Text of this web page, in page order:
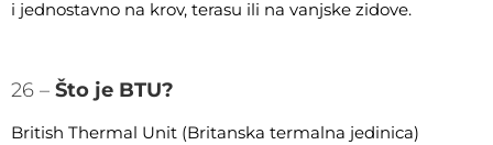
i jednostavno na krov, terasu ili na vanjske zidove.
26 – Što je BTU?
British Thermal Unit (Britanska termalna jedinica)